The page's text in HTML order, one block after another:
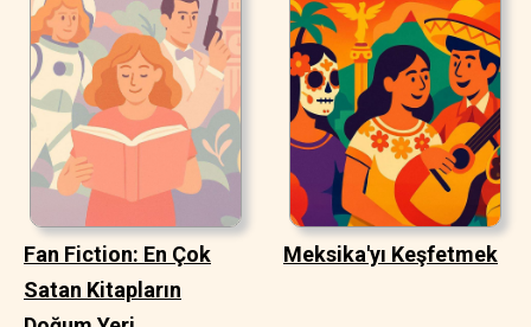
Fan Fiction: En Çok
Satan Kitapların
Meksika'yı Keşfetmek